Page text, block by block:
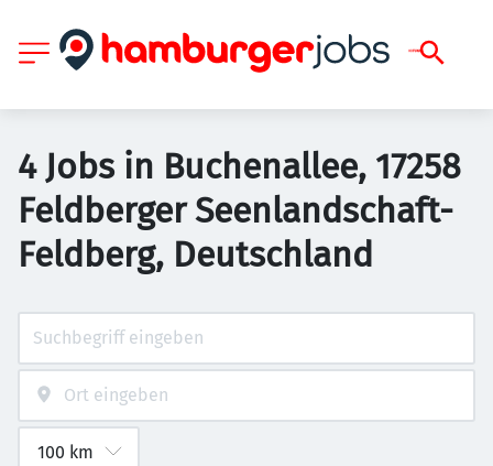
4 Jobs in Buchenallee, 17258
Feldberger Seenlandschaft-
Feldberg, Deutschland